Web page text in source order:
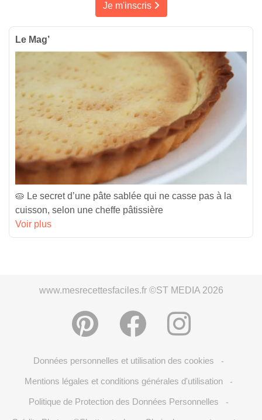
Je m'inscris
Le Mag’
🥧 Le secret d’une pâte sablée qui ne casse pas à la
cuisson, selon une cheffe pâtissière
Voir plus
www.mesrecettesfaciles.fr ©ST MEDIA 2026
Données personnelles et utilisation des cookies -
Mentions légales et conditions générales d'utilisation -
Politique de Protection des Données Personnelles -